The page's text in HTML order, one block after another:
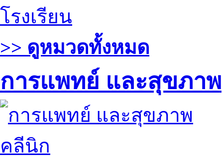
โรงเรียน
>> ดูหมวดทั้งหมด
การแพทย์ และสุขภาพ
คลีนิก